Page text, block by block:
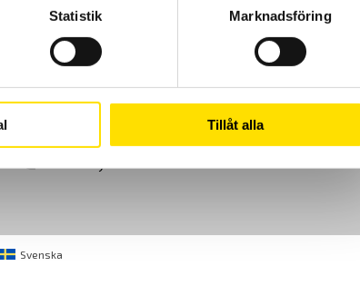
Statistik Marknadsföring
Tillåt alla
50 52 68 00
Svenska